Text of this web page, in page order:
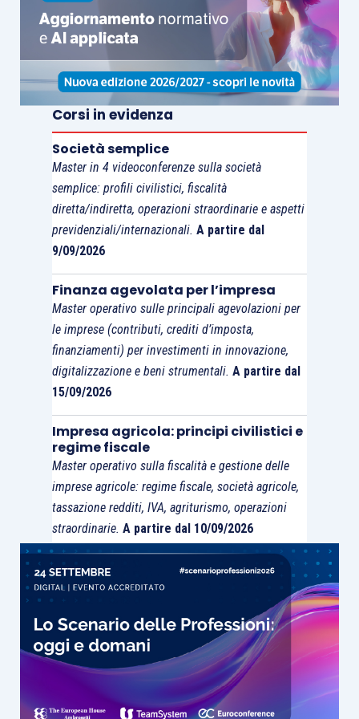
forza e più che mai determinata a rintracciare il
padre che non vede da anni, James Marwood
navigherà nelle acque agitate e pericolose di una
delle più turbolente epoche della storia inglese.
Le regole degli amanti
Yari Selvetella
Bompiani
Prezzo – 18,00
Pagine – 320
Innamorarsi da adulti è quasi sempre difficile.
Quel sentimento irragionevole e luminoso
espone al rischio del ridicolo, mette di fronte a
scelte importanti. È quello che accade ai
protagonisti di questo libro. Se, come scrive
Javier Cercas, il romanzo è il genere delle
domande, dal momento in cui si incontrano le vite
di Iole e Sandro gravitano intorno a un solo
interrogativo: come proteggere la felicità
dell’amore dallo scorrere del tempo? Per
superbia o per leggerezza, Iole e Sandro credono
di avere una risposta da cui partire: sanno che
cosa non vogliono. Desiderano fuggire la noia
Corsi in evidenza
Società semplice
Master in 4 videoconferenze sulla società
semplice: profili civilistici, fiscalità
diretta/indiretta, operazioni straordinarie e aspetti
previdenziali/internazionali. A partire dal
9/09/2026
Finanza agevolata per l’impresa
Master operativo sulle principali agevolazioni per
le imprese (contributi, crediti d’imposta,
finanziamenti) per investimenti in innovazione,
digitalizzazione e beni strumentali. A partire dal
15/09/2026
Impresa agricola: principi civilistici e
regime fiscale
Master operativo sulla fiscalità e gestione delle
imprese agricole: regime fiscale, società agricole,
tassazione redditi, IVA, agriturismo, operazioni
straordinarie. A partire dal 10/09/2026